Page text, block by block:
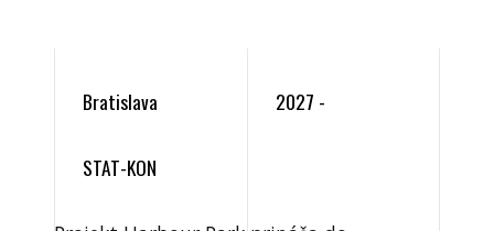
Bratislava 2027 -
STAT-KON